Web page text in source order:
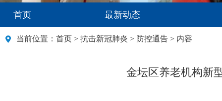
首页 最新动态
当前位置： 首页 > 抗击新冠肺炎 > 防控通告 > 内容
金坛区养老机构新